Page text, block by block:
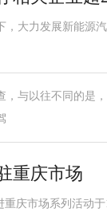
大力发展新能源
与以往不同的是
重庆市场
庆市场系列活动